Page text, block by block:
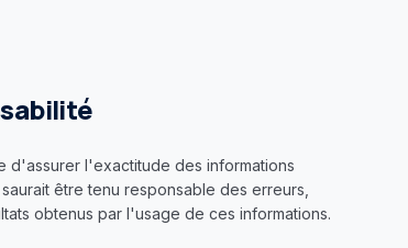
d'assurer l'exactitude des informations
être tenu responsable des erreurs,
obtenus par l'usage de ces informations.